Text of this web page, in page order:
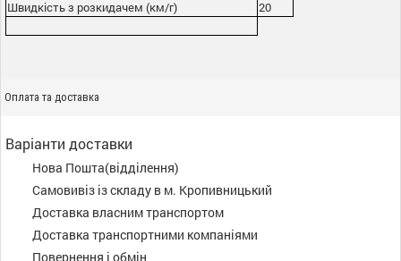
Швидкість з розкидачем (км/г) 20
Оплата та доставка
Варіанти доставки
Нова Пошта(відділення)
Самовивіз із складу в м. Кропивницький
Доставка власним транспортом
Доставка транспортними компаніями
Повернення і обмін